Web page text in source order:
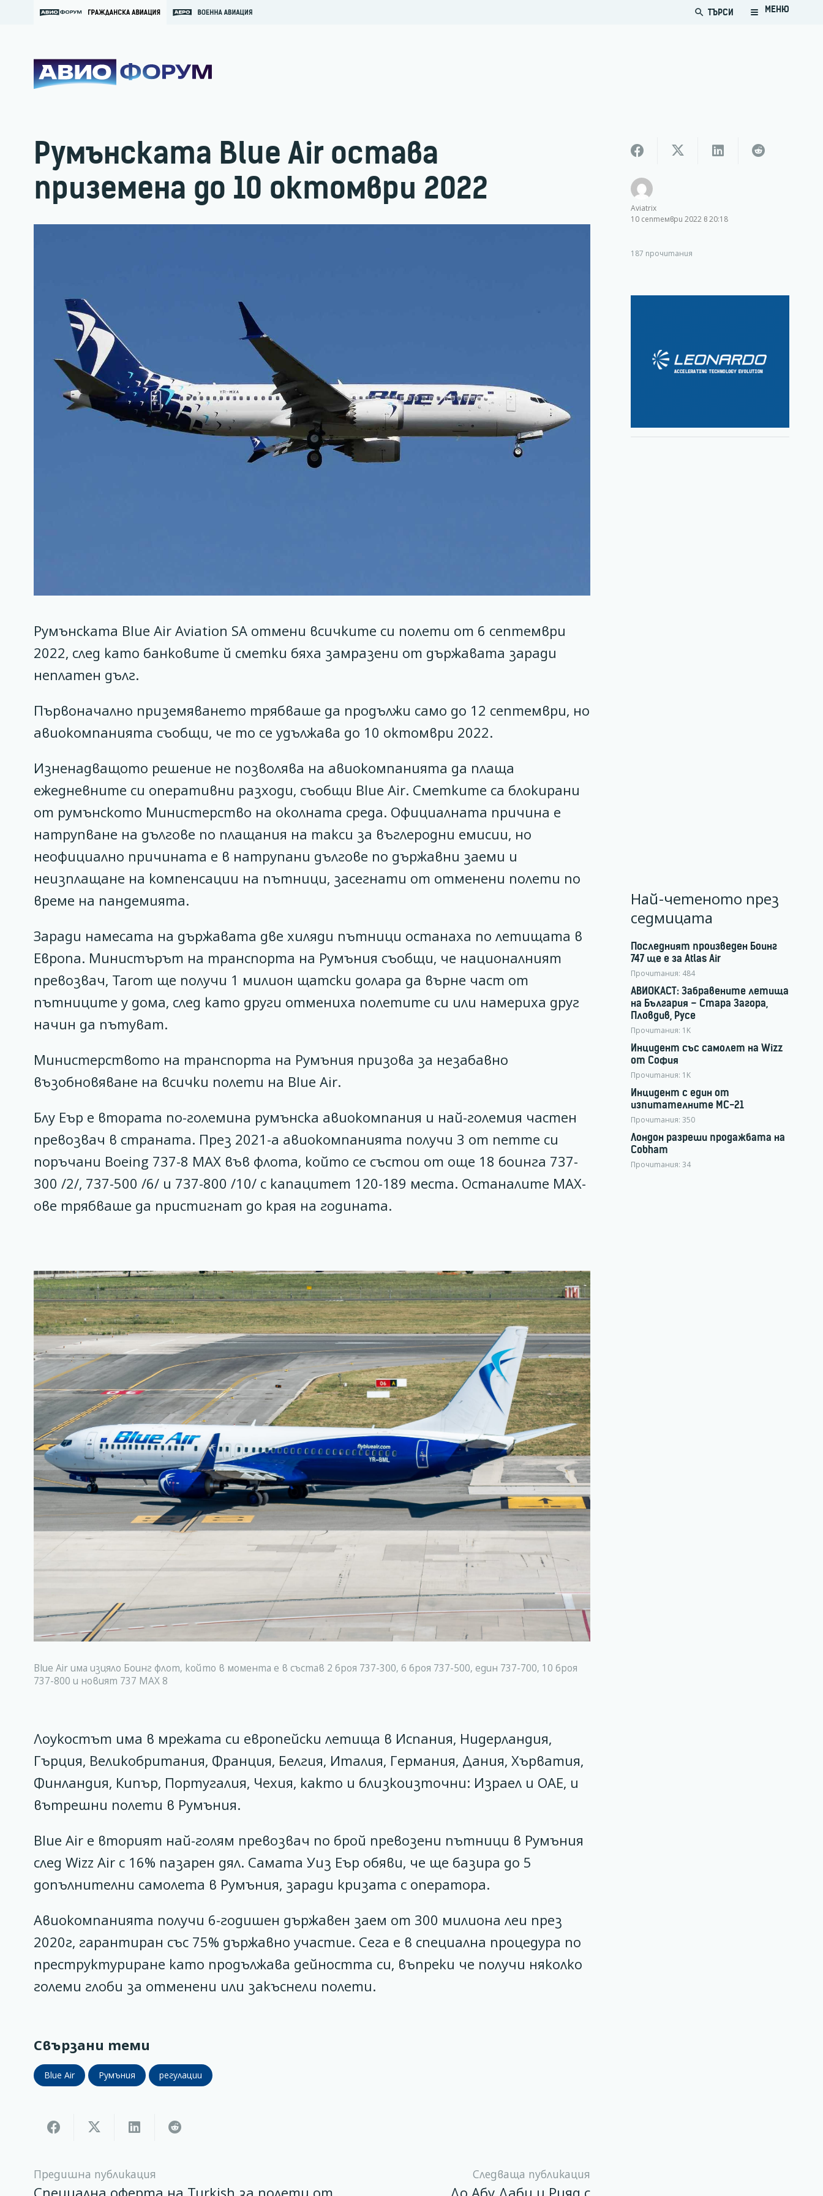
search ТЪРСИ МЕНЮ
Румънската Blue Air остава
приземена до 10 октомври 2022
Румънската Blue Air Aviation SA отмени всичките си полети от 6 септември
2022, след като банковите й сметки бяха замразени от държавата заради
неплатен дълг.
Първоначално приземяването трябваше да продължи само до 12 септември, но
авиокомпанията съобщи, че то се удължава до 10 октомври 2022.
Изненадващото решение не позволява на авиокомпанията да плаща
ежедневните си оперативни разходи, съобщи Blue Air. Сметките са блокирани
от румънското Министерство на околната среда. Официалната причина е
натрупване на дългове по плащания на такси за въглеродни емисии, но
неофициално причината е в натрупани дългове по държавни заеми и
неизплащане на компенсации на пътници, засегнати от отменени полети по
време на пандемията.
Заради намесата на държавата две хиляди пътници останаха по летищата в
Европа. Министърът на транспорта на Румъния съобщи, че националният
превозвач, Tarom ще получи 1 милион щатски долара да върне част от
пътниците у дома, след като други отмениха полетите си или намериха друг
начин да пътуват.
Министерството на транспорта на Румъния призова за незабавно
възобновяване на всички полети на Blue Air.
Блу Еър е втората по-големина румънска авиокомпания и най-големия частен
превозвач в страната. През 2021-а авиокомпанията получи 3 от петте си
поръчани Boeing 737-8 MAX във флота, който се състои от още 18 боинга 737-
300 /2/, 737-500 /6/ и 737-800 /10/ с капацитет 120-189 места. Останалите МАХ-
ове трябваше да пристигнат до края на годината.
Blue Air има изцяло Боинг флот, който в момента е в състав 2 броя 737-300, 6 броя 737-500, един 737-700, 10 броя
737-800 и новият 737 MAX 8
Лоукостът има в мрежата си европейски летища в Испания, Нидерландия,
Гърция, Великобритания, Франция, Белгия, Италия, Германия, Дания, Хърватия,
Финландия, Кипър, Португалия, Чехия, както и близкоизточни: Израел и ОАЕ, и
вътрешни полети в Румъния.
Blue Air е вторият най-голям превозвач по брой превозени пътници в Румъния
след Wizz Air с 16% пазарен дял. Самата Уиз Еър обяви, че ще базира до 5
допълнителни самолета в Румъния, заради кризата с оператора.
Авиокомпанията получи 6-годишен държавен заем от 300 милиона леи през
2020г, гарантиран със 75% държавно участие. Сега е в специална процедура по
преструктуриране като продължава дейността си, въпреки че получи няколко
големи глоби за отменени или закъснели полети.
Свързани теми
Blue Air Румъния регулации
Предишна публикация Следваща публикация
Aviatrix
10 септември 2022 в 20:18
187 прочитания
Най-четеното през
седмицата
Последният произведен Боинг
747 ще е за Atlas Air
Прочитания: 484
АВИОКАСТ: Забравените летища
на България – Стара Загора,
Пловдив, Русе
Прочитания: 1K
Инцидент със самолет на Wizz
от София
Прочитания: 1K
Инцидент с един от
изпитателните МС-21
Прочитания: 350
Лондон разреши продажбата на
Cobham
Прочитания: 34